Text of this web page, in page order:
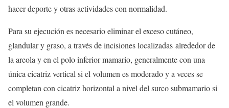
hacer deporte y otras actividades con normalidad.
Para su ejecución es necesario eliminar el exceso cutáneo,
glandular y graso, a través de incisiones localizadas alrededor de
la areola y en el polo inferior mamario, generalmente con una
única cicatriz vertical si el volumen es moderado y a veces se
completan con cicatriz horizontal a nivel del surco submamario si
el volumen grande.